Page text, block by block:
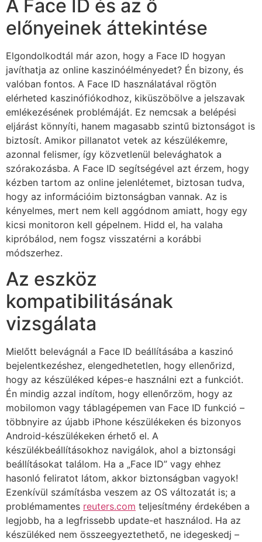
A Face ID és az ő
előnyeinek áttekintése
Elgondolkodtál már azon, hogy a Face ID hogyan
javíthatja az online kaszinóélményedet? Én bizony, és
valóban fontos. A Face ID használatával rögtön
elérheted kaszinófiókodhoz, kiküszöbölve a jelszavak
emlékezésének problémáját. Ez nemcsak a belépési
eljárást könnyíti, hanem magasabb szintű biztonságot is
biztosít. Amikor pillanatot vetek az készülékemre,
azonnal felismer, így közvetlenül belevághatok a
szórakozásba. A Face ID segítségével azt érzem, hogy
kézben tartom az online jelenlétemet, biztosan tudva,
hogy az információim biztonságban vannak. Az is
kényelmes, mert nem kell aggódnom amiatt, hogy egy
kicsi monitoron kell gépelnem. Hidd el, ha valaha
kipróbálod, nem fogsz visszatérni a korábbi
módszerhez.
Az eszköz
kompatibilitásának
vizsgálata
Mielőtt belevágnál a Face ID beállításába a kaszinó
bejelentkezéshez, elengedhetetlen, hogy ellenőrizd,
hogy az készüléked képes-e használni ezt a funkciót.
Én mindig azzal indítom, hogy ellenőrzöm, hogy az
mobilomon vagy táblagépemen van Face ID funkció –
többnyire az újabb iPhone készülékeken és bizonyos
Android-készülékeken érhető el. A
készülékbeállításokhoz navigálok, ahol a biztonsági
beállításokat találom. Ha a „Face ID” vagy ehhez
hasonló feliratot látom, akkor biztonságban vagyok!
Ezenkívül számításba veszem az OS változatát is; a
problémamentes reuters.com teljesítmény érdekében a
legjobb, ha a legfrissebb update-et használod. Ha az
készüléked nem összeegyeztethető, ne idegeskedj –